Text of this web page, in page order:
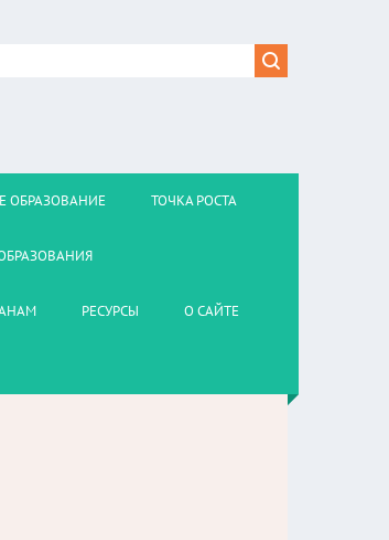
ОБРАЗОВАНИЕ ТОЧКА РОСТА
РЕСУРСЫ О САЙТЕ